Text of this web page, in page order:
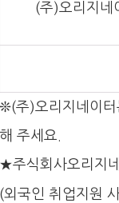
(주)오리지네
❊(주)오리지네이터
해 주세요.
★주식회사오리지
(외국인 취업지원